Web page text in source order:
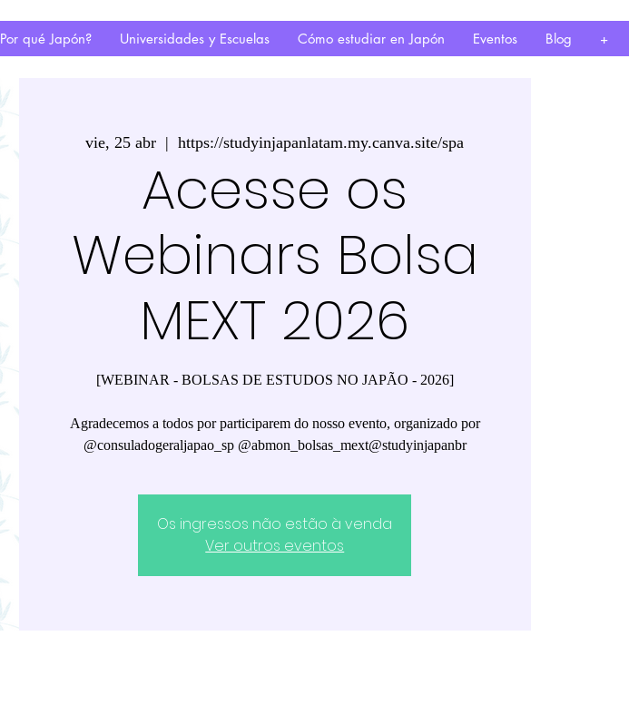
Por qué Japón? Universidades y Escuelas Cómo estudiar en Japón Eventos Blog +
vie, 25 abr
  |
https://studyinjapanlatam.my.canva.site/spa
Acesse os
Webinars Bolsa
MEXT 2026
[WEBINAR - BOLSAS DE ESTUDOS NO JAPÃO - 2026]
Agradecemos a todos por participarem do nosso evento, organizado por
@consuladogeraljapao_sp @abmon_bolsas_mext@studyinjapanbr
Os ingressos não estão à venda
Ver outros eventos